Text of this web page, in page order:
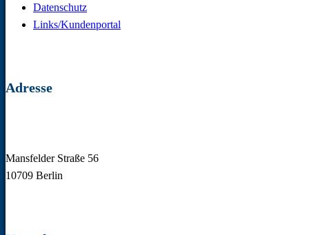
Datenschutz
Links/Kundenportal
Adresse
Mansfelder Straße 56
10709 Berlin